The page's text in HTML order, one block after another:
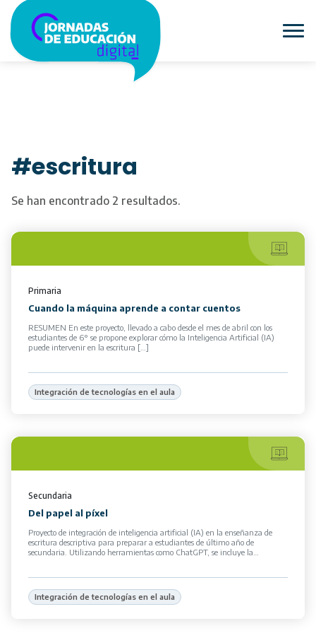
#escritura
Se han encontrado 2 resultados.
Primaria
Cuando la máquina aprende a contar cuentos
RESUMEN En este proyecto, llevado a cabo desde el mes de abril con los
estudiantes de 6° se propone explorar cómo la Inteligencia Artificial (IA)
puede intervenir en la escritura […]
Integración de tecnologías en el aula
Secundaria
Del papel al píxel
Proyecto de integración de inteligencia artificial (IA) en la enseñanza de
escritura descriptiva para preparar a estudiantes de último año de
secundaria. Utilizando herramientas como ChatGPT, se incluye la
Integración de tecnologías en el aula